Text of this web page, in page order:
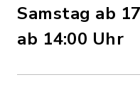
Samstag ab
ab 14:00 Uhr